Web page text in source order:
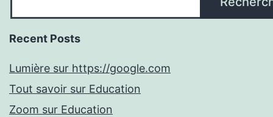
Recent Posts
Lumière sur https://google.com
Tout savoir sur Education
Zoom sur Education